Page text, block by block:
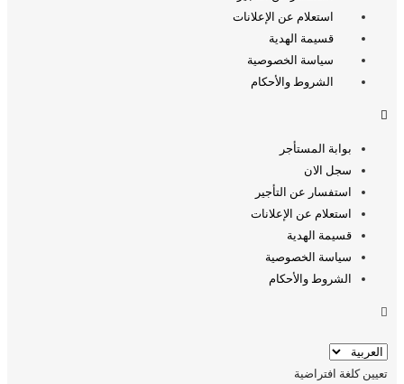
استعلام عن الإعلانات
قسيمة الهدية
سياسة الخصوصية
الشروط والأحكام
بوابة المستأجر
سجل الان
استفسار عن التأجير
استعلام عن الإعلانات
قسيمة الهدية
سياسة الخصوصية
الشروط والأحكام
تعيين كلغة افتراضية